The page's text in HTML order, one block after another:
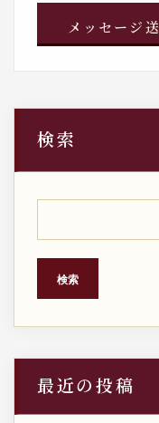
検索
検索
最近の投稿